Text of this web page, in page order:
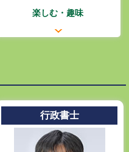
楽しむ・趣味
行政書士